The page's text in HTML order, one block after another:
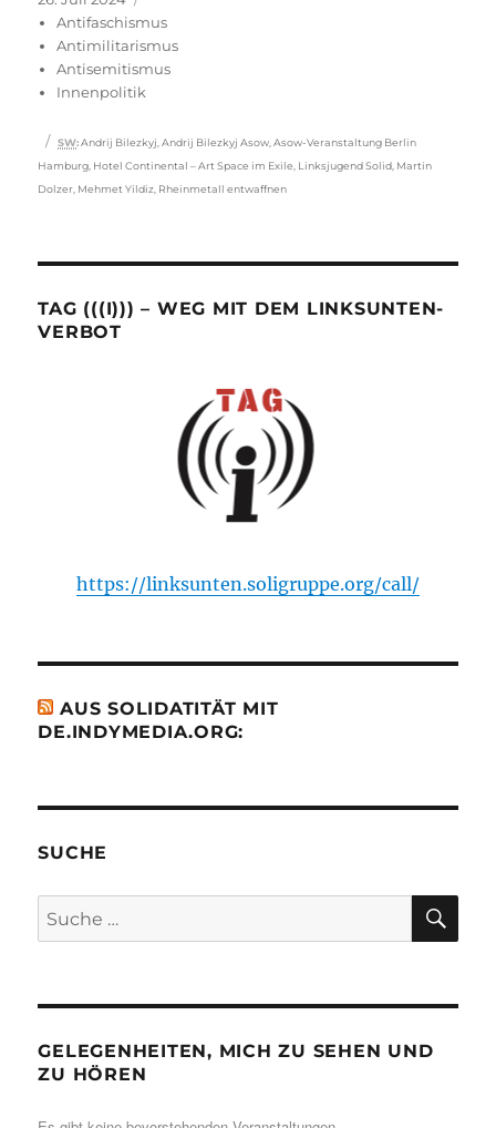
amAntifaschismus
Antimilitarismus
Antisemitismus
Innenpolitik
Schlagwörter
SW: Andrij Bilezkyj ,Andrij Bilezkyj Asow ,Asow-Veranstaltung Berlin
Hamburg Hotel Continental – Art Space im Exile Linksjugend Solid Martin
Dolzer Mehmet Yildiz Rheinmetall entwaffnen
TAG (((I))) – WEG MIT DEM LINKSUNTEN-
VERBOT
https://linksunten.soligruppe.org/call/
AUS SOLIDATITÄT MIT
DE.INDYMEDIA.ORG:
SUCHE
Suche
nach:
GELEGENHEITEN, MICH ZU SEHEN UND
ZU HÖREN